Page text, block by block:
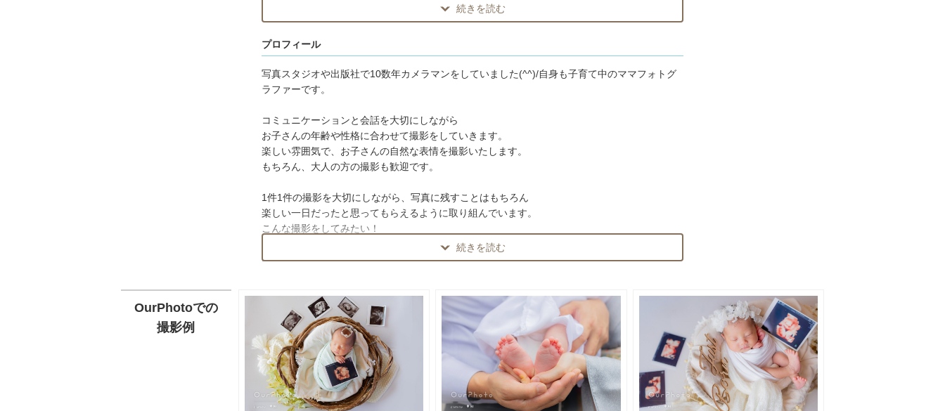
出産予定日と予約のご希望の旨を事前にご連絡いただけると助かります。
ご予約は出産後で大丈夫です。
続きを読む
プロフィール
写真スタジオや出版社で10数年カメラマンをしていました(^^)/自身も子育て中のママフォトグ
ラファーです。
コミュニケーションと会話を大切にしながら
お子さんの年齢や性格に合わせて撮影をしていきます。
楽しい雰囲気で、お子さんの自然な表情を撮影いたします。
もちろん、大人の方の撮影も歓迎です。
1件1件の撮影を大切にしながら、写真に残すことはもちろん
楽しい一日だったと思ってもらえるように取り組んでいます。
こんな撮影をしてみたい！
など、何でもご相談ください。
赤ちゃんの安全とご機嫌を優先して、ご家族に確認をしながら進めさせていただきます。
カゴや布等、装飾道具等はこちらでご用意いたします。
一緒に撮影したいものや、希望カットなども受け付けます。
その他撮影（753，成人、記念日、バースデー等）においても、小物（和傘や布やカゴ等）のご
用意もできます。
続きを読む
OurPhotoでの
撮影例